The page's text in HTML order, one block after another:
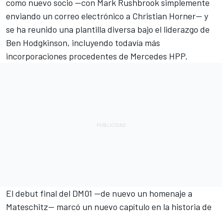
como nuevo socio —con Mark Rushbrook simplemente
enviando un correo electrónico a Christian Horner— y
se ha reunido una plantilla diversa bajo el liderazgo de
Ben Hodgkinson, incluyendo todavía más
incorporaciones procedentes de Mercedes HPP.
El debut final del DM01 —de nuevo un homenaje a
Mateschitz— marcó un nuevo capítulo en la historia de